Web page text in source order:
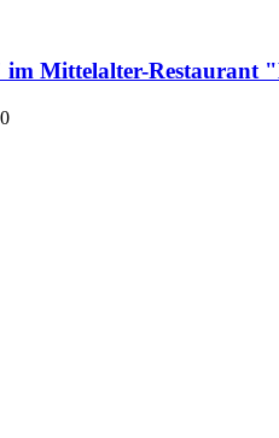
im Mittelalter-